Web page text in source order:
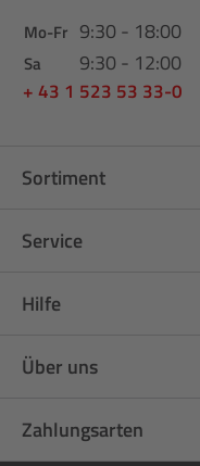
Mo-Fr 9:30 - 18:00
Sa 9:30 - 12:00
+ 43 1 523 53 33-0
Sortiment
Service
Hilfe
Über uns
Zahlungsarten